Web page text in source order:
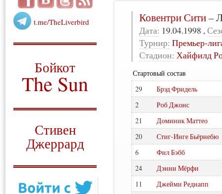
t.me/TheLiverbird
Бойкот
The Sun
Стивен
Джеррард
Ковентри Сити–
Дата: 19.04.1998 ,
Турнир: Премьер-
Стадион: Хайфилд
Стартовый состав
29
Брэд Фридель
2
Роб Джонс
21
Доминик Маттео
20
Стиг-Инге Бьёрнебю
6
Фил Бэбб
24
Дэнни Мёрфи
11
Джейми Реднапп